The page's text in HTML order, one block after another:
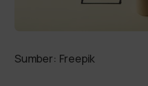
Sumber: Freepik